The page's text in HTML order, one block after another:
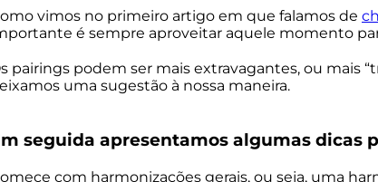
vimos no primeiro artigo em que falamos de
é sempre aproveitar aquele momento
pairings podem ser mais extravagantes, ou mais
uma sugestão à nossa maneira.
seguida apresentamos algumas dicas
com harmonizações gerais, ou seja, uma